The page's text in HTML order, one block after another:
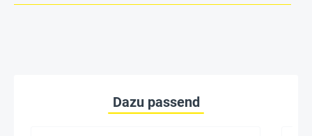
Dazu passend